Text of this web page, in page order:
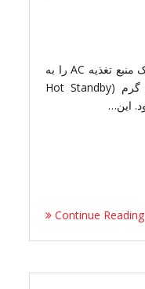
به کمک این دستگاه، می توان یک منبع تغذیه AC را به
عنوان تغذیه پشتیبان آماده به کار گرم (Hot Standby
Continue Reading